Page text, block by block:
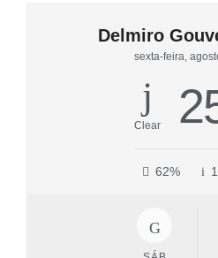
Delmiro
sexta-feira,
Clear
62%